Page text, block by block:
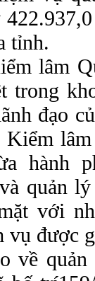
tỉnh.
lâm
trong
đạo
hành
quản
với
vụ được
về